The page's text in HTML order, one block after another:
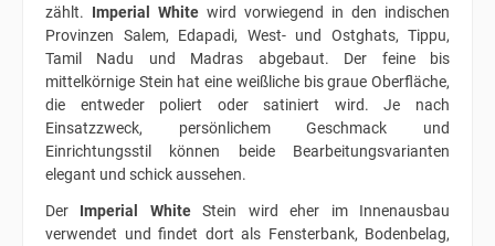
zählt. Imperial White wird vorwiegend in den indischen
Provinzen Salem, Edapadi, West- und Ostghats, Tippu,
Tamil Nadu und Madras abgebaut. Der feine bis
mittelkörnige Stein hat eine weißliche bis graue Oberfläche,
die entweder poliert oder satiniert wird. Je nach
Einsatzzweck, persönlichem Geschmack und
Einrichtungsstil können beide Bearbeitungsvarianten
elegant und schick aussehen.
Der Imperial WhiteStein wird eher im Innenausbau
verwendet und findet dort als Fensterbank, Bodenbelag,